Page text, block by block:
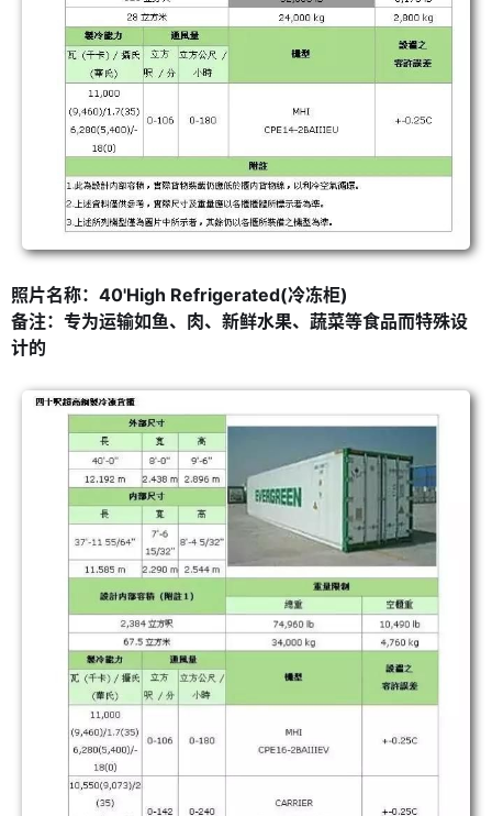
照片名称：40'High Refrigerated(冷冻柜)
备注：专为运输如鱼、肉、新鲜水果、蔬菜等食品而特殊设
计的